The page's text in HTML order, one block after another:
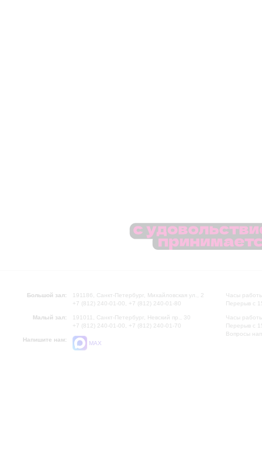
Большой зал:
191186, Санкт-Петербург, Михайловская ул., 2
+7 (812) 240-01-00, +7 (812) 240-01-80
Малый зал:
191011, Санкт-Петербург, Невский пр., 30
+7 (812) 240-01-00, +7 (812) 240-01-70
Напишите нам:
MAX
Часы
Перерыв с
Часы
Перерыв с
Вопросы